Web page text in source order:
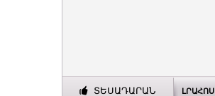
ՏԵՍԱԴԱՐԱՆ ԼՐԱՀՈՍ